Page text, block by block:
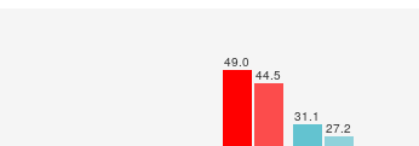
49.0
44.5
31.1
27.2